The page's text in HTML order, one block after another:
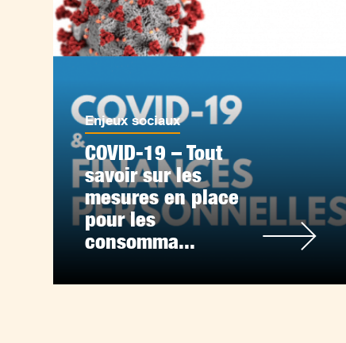
Enjeux sociaux
COVID-19 – Tout
savoir sur les
mesures en place
pour les
consomma...